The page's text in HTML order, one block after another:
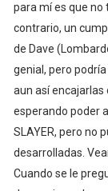
para mí es que no
contrario, un
de Dave
genial, pero
aun así encajarlas
esperando poder
SLAYER, pero no
desarrolladas.
Cuando se le